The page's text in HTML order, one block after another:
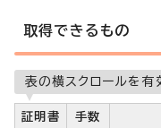
取得できるもの
表の横スクロールを有
証明書
手数